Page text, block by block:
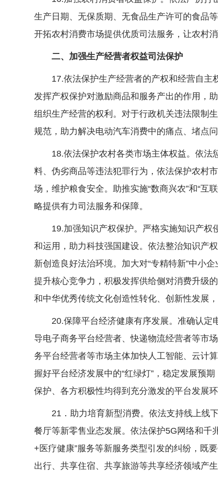
生产日期、无保质期、无食品生产许可的食品
开拓农村消费市场提供优质司法服务，让农村
二、加强生产经营者权益司法保护
17.依法保护生产经营者的产权和经营自主
发挥产权保护对激励商品和服务产出的作用，
组织生产经营的权利。对于行政机关违法限制
规范，助力解决电动汽车消费中的痛点、堵点
18.依法保护农村各类市场主体权益。依法
料、伪劣商品等违法犯罪行为，依法保护农村
场，维护粮食安全。助推实施“数商兴农”和“
略提供有力司法服务和保障。
19.加强知识产权保护。严格实施知识产权
和运用，助力科技强国建设。依法整治知识产
新创造良好法治环境。加大对“专精特新”中小
提升核心竞争力，积极发挥供给侧对消费升级
和中华优秀传统文化创造性转化、创新性发展
20.保障平台经济健康有序发展。准确认定
导电子商务平台经营者、快递物流经营者等市
务平台经营者等市场主体加快人工智能、云计
握好平台经济发展中的“红绿灯”，稳定发展预
保护、各方积极性均得到充分激发的平台发展
21．助力培育新型消费。依法支持线上线下
餐厅等新零售业态发展。依法保护5G网络和千
+医疗健康”服务等新服务类型引发的纠纷，既
出行、共享住宿、共享旅游等共享经济领域产